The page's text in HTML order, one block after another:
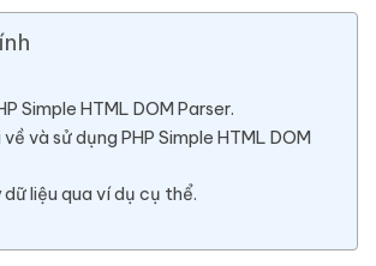
Simple HTML DOM Parser.
và sử dụng PHP Simple HTML DOM
liệu qua ví dụ cụ thể.